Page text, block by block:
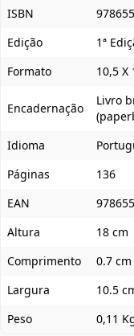
ISBN
Edição
1ª
Formato
10,5 X
Encadernação
Livro
Idioma
Páginas
136
EAN
Altura
18 cm
Comprimento
0.7 cm
Largura
10.5
Peso
0,11